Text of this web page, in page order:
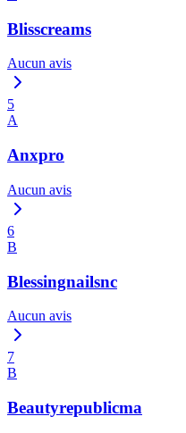
Blisscreams
Aucun avis
5
A
Anxpro
Aucun avis
6
B
Blessingnailsnc
Aucun avis
7
B
Beautyrepublicma